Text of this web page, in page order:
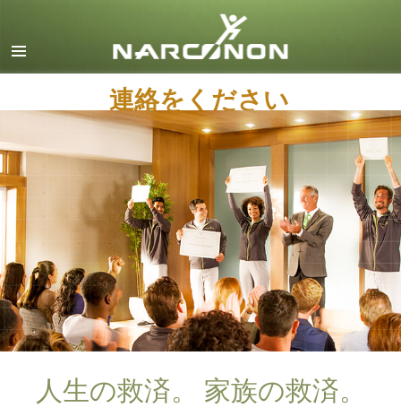
デンマーク語
ドイツ語
ギリシャ語
スペイン語（ラテン）
フランス語
ヘブライ語
マジャール語
イタリア語
日本語
マケドニア語
オランダ語
連絡をください
人生の救済。 家族の救済。